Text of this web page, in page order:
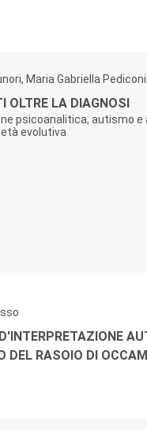
Maria Gabriella Pediconi
OLTRE LA DIAGNOSI
psicoanalitica, autismo e
evolutiva
DEL RASOIO DI OCCAM